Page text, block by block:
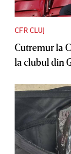
CFR CLUJ
Cutremur la
la clubul din